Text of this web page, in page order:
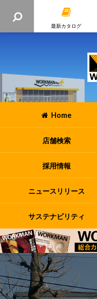
最新カタログ
Home
店舗検索
採用情報
ニュースリリース
サステナビリティ